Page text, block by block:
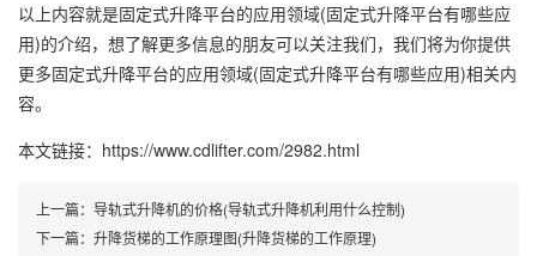
以上内容就是固定式升降平台的应用领域(固定式升降平台有哪些应
用)的介绍，想了解更多信息的朋友可以关注我们，我们将为你提供
更多固定式升降平台的应用领域(固定式升降平台有哪些应用)相关内
容。
本文链接：https://www.cdlifter.com/2982.html
上一篇： 导轨式升降机的价格(导轨式升降机利用什么控制)
下一篇： 升降货梯的工作原理图(升降货梯的工作原理)